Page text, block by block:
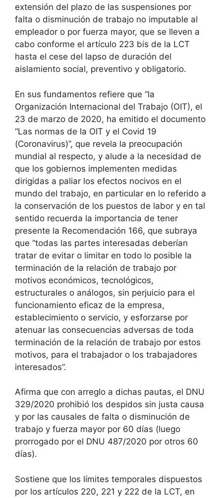
extensión del plazo de las suspensiones por
falta o disminución de trabajo no imputable al
empleador o por fuerza mayor, que se lleven a
cabo conforme el artículo 223 bis de la LCT
hasta el cese del lapso de duración del
aislamiento social, preventivo y obligatorio.
En sus fundamentos refiere que “la
Organización Internacional del Trabajo (OIT), el
23 de marzo de 2020, ha emitido el documento
“Las normas de la OIT y el Covid 19
(Coronavirus)”, que revela la preocupación
mundial al respecto, y alude a la necesidad de
que los gobiernos implementen medidas
dirigidas a paliar los efectos nocivos en el
mundo del trabajo, en particular en lo referido a
la conservación de los puestos de labor y en tal
sentido recuerda la importancia de tener
presente la Recomendación 166, que subraya
que “todas las partes interesadas deberían
tratar de evitar o limitar en todo lo posible la
terminación de la relación de trabajo por
motivos económicos, tecnológicos,
estructurales o análogos, sin perjuicio para el
funcionamiento eficaz de la empresa,
establecimiento o servicio, y esforzarse por
atenuar las consecuencias adversas de toda
terminación de la relación de trabajo por estos
motivos, para el trabajador o los trabajadores
interesados”.
Afirma que con arreglo a dichas pautas, el DNU
329/2020 prohibió los despidos sin justa causa
y por las causales de falta o disminución de
trabajo y fuerza mayor por 60 días (luego
prorrogado por el DNU 487/2020 por otros 60
días).
Sostiene que los límites temporales dispuestos
por los artículos 220, 221 y 222 de la LCT, en